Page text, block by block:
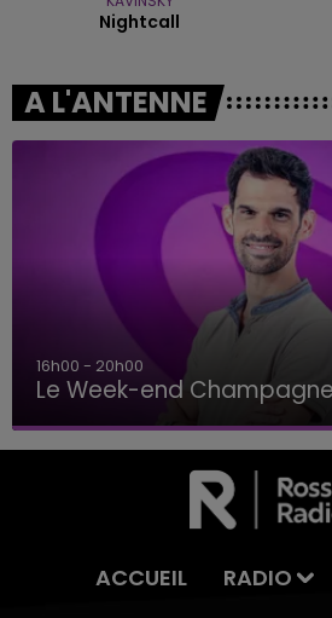
Nightcall
A L'ANTENNE
16h00 - 20h00
Le Week-end
ACCUEIL RADIO